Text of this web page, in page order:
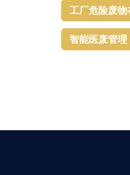
工厂危险废
智能医废管理